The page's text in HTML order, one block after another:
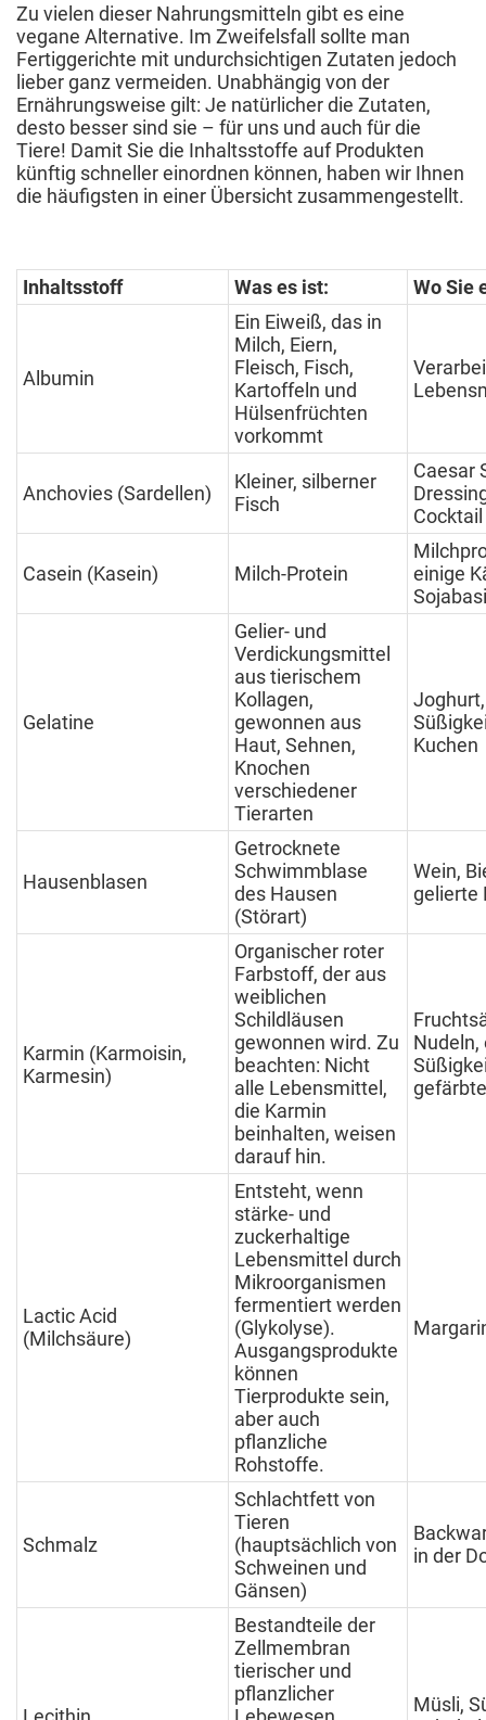
Zu vielen dieser Nahrungsmitteln gibt es eine
vegane Alternative. Im Zweifelsfall sollte man
Fertiggerichte mit undurchsichtigen Zutaten jedoch
lieber ganz vermeiden. Unabhängig von der
Ernährungsweise gilt: Je natürlicher die Zutaten,
desto besser sind sie – für uns und auch für die
Tiere! Damit Sie die Inhaltsstoffe auf Produkten
künftig schneller einordnen können, haben wir Ihnen
die häufigsten in einer Übersicht zusammengestellt.
Inhaltsstoff Was es ist: Wo Sie
Albumin
Ein Eiweiß, das in
Milch, Eiern,
Fleisch, Fisch,
Kartoffeln und
Hülsenfrüchten
vorkommt
Anchovies (Sardellen)
Kleiner, silberner
Fisch
Caesar
Casein (Kasein) Milch-Protein
einige
Gelatine
Gelier- und
Verdickungsmittel
aus tierischem
Kollagen,
gewonnen aus
Haut, Sehnen,
Knochen
verschiedener
Tierarten
Kuchen
Hausenblasen
Getrocknete
Schwimmblase
des Hausen
(Störart)
Wein,
gelierte
Karmin (Karmoisin,
Karmesin)
Organischer roter
Farbstoff, der aus
weiblichen
Schildläusen
gewonnen wird. Zu
beachten: Nicht
alle Lebensmittel,
die Karmin
beinhalten, weisen
darauf hin.
Nudeln,
Lactic Acid
(Milchsäure)
Entsteht, wenn
stärke- und
zuckerhaltige
Lebensmittel durch
Mikroorganismen
fermentiert werden
(Glykolyse).
Ausgangsprodukte
können
Tierprodukte sein,
aber auch
pflanzliche
Rohstoffe.
Schmalz
Schlachtfett von
Tieren
(hauptsächlich von
Schweinen und
Gänsen)
in der
Bestandteile der
Zellmembran
tierischer und
pflanzlicher
Müsli,